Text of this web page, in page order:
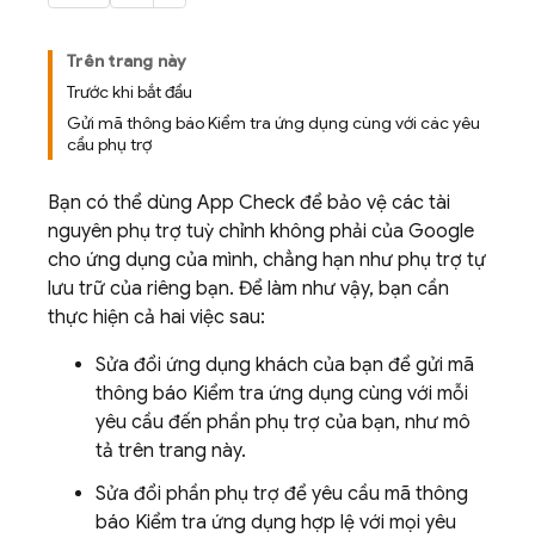
Trên trang này
Trước khi bắt đầu
Gửi mã thông báo Kiểm tra ứng dụng cùng với các yêu
cầu phụ trợ
Bạn có thể dùng App Check để bảo vệ các tài
nguyên phụ trợ tuỳ chỉnh không phải của Google
cho ứng dụng của mình, chẳng hạn như phụ trợ tự
lưu trữ của riêng bạn. Để làm như vậy, bạn cần
thực hiện cả hai việc sau:
Sửa đổi ứng dụng khách của bạn để gửi mã
thông báo Kiểm tra ứng dụng cùng với mỗi
yêu cầu đến phần phụ trợ của bạn, như mô
tả trên trang này.
Sửa đổi phần phụ trợ để yêu cầu mã thông
báo Kiểm tra ứng dụng hợp lệ với mọi yêu